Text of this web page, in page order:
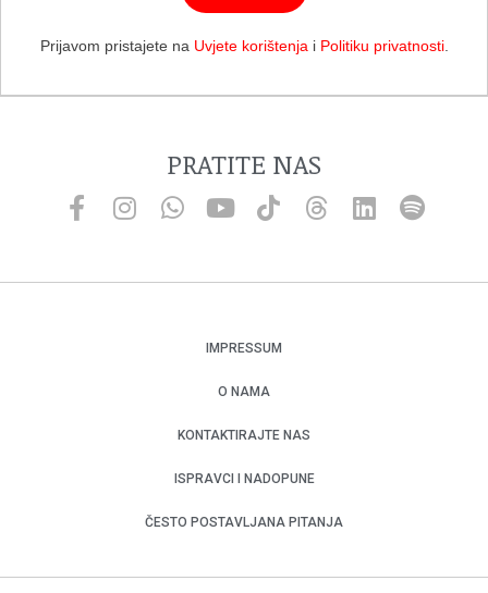
Prijavom pristajete na Uvjete korištenja i Politiku privatnosti.
PRATITE NAS
IMPRESSUM
O NAMA
KONTAKTIRAJTE NAS
ISPRAVCI I NADOPUNE
ČESTO POSTAVLJANA PITANJA